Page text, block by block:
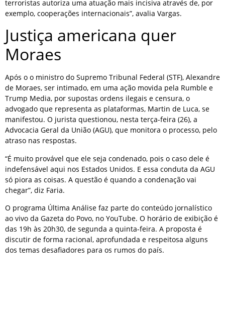
terroristas autoriza uma atuação mais incisiva através de, por
exemplo, cooperações internacionais”, avalia Vargas.
Justiça americana quer
Moraes
Após o o ministro do Supremo Tribunal Federal (STF), Alexandre
de Moraes, ser intimado, em uma ação movida pela Rumble e
Trump Media, por supostas ordens ilegais e censura, o
advogado que representa as plataformas, Martin de Luca, se
manifestou. O jurista questionou, nesta terça-feira (26), a
Advocacia Geral da União (AGU), que monitora o processo, pelo
atraso nas respostas.
“É muito provável que ele seja condenado, pois o caso dele é
indefensável aqui nos Estados Unidos. E essa conduta da AGU
só piora as coisas. A questão é quando a condenação vai
chegar”, diz Faria.
O programa Última Análise faz parte do conteúdo jornalístico
ao vivo da Gazeta do Povo, no YouTube. O horário de exibição é
das 19h às 20h30, de segunda a quinta-feira. A proposta é
discutir de forma racional, aprofundada e respeitosa alguns
dos temas desafiadores para os rumos do país.